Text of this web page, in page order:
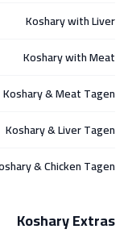
Koshary with Liver
Koshary with Meat
Koshary & Meat Tagen
Koshary & Liver Tagen
& Chicken Tagen
Koshary Extras